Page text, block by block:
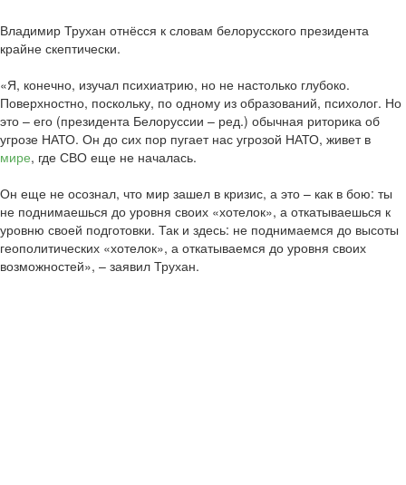
Владимир Трухан отнёсся к словам белорусского президента
крайне скептически.
«Я, конечно, изучал психиатрию, но не настолько глубоко.
Поверхностно, поскольку, по одному из образований, психолог. Но
это – его (президента Белоруссии – ред.) обычная риторика об
угрозе НАТО. Он до сих пор пугает нас угрозой НАТО, живет в
мире, где СВО еще не началась.
Он еще не осознал, что мир зашел в кризис, а это – как в бою: ты
не поднимаешься до уровня своих «хотелок», а откатываешься к
уровню своей подготовки. Так и здесь: не поднимаемся до высоты
геополитических «хотелок», а откатываемся до уровня своих
возможностей», – заявил Трухан.